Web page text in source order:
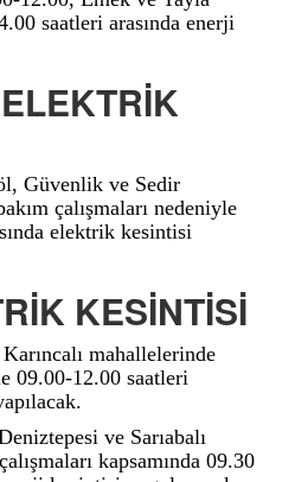
saatleri arasında enerji
Güvenlik ve Sedir
çalışmaları nedeniyle
elektrik kesintisi
KESİNTİSİ
mahallelerinde
09.00-12.00 saatleri
ve Sarıabalı
kapsamında 09.30